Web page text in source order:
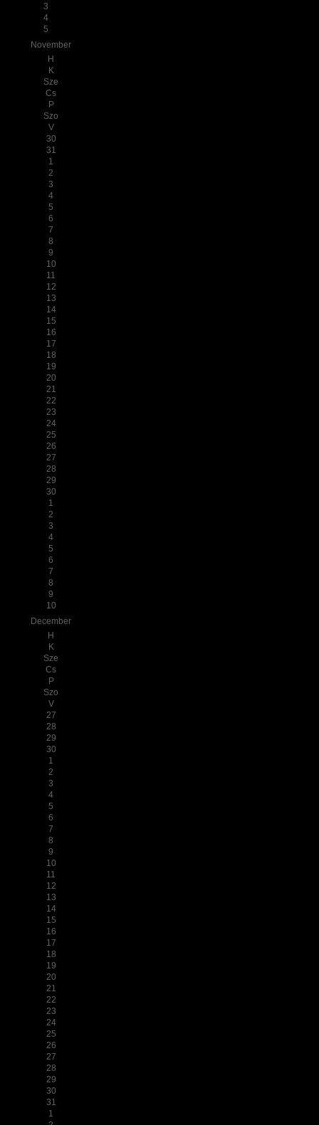
3
4
5
November
H
K
Sze
Cs
P
Szo
V
30
31
1
2
3
4
5
6
7
8
9
10
11
12
13
14
15
16
17
18
19
20
21
22
23
24
25
26
27
28
29
30
1
2
3
4
5
6
7
8
9
10
December
H
K
Sze
Cs
P
Szo
V
27
28
29
30
1
2
3
4
5
6
7
8
9
10
11
12
13
14
15
16
17
18
19
20
21
22
23
24
25
26
27
28
29
30
31
1